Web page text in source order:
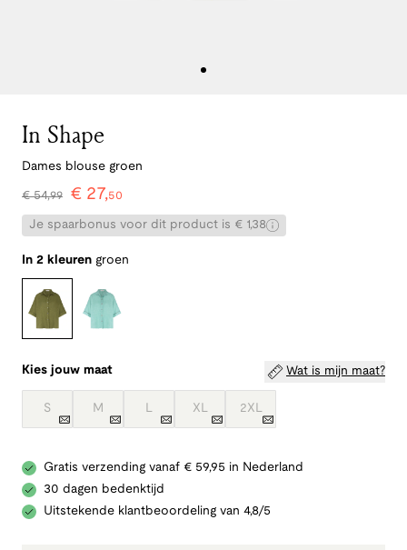
In Shape
Dames blouse groen
€54,99 € 27,50
Je spaarbonus voor dit product is € 1,38
In 2 kleuren groen
Kies jouw maat Wat is mijn maat?
S M L XL 2XL
Gratis verzending vanaf € 59,95 in Nederland
30 dagen bedenktijd
Uitstekende klantbeoordeling van 4,8/5